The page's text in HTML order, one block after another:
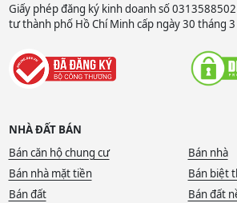
Giấy phép đăng ký kinh doanh số
tư thành phố Hồ Chí Minh cấp ngày 30 tháng
NHÀ ĐẤT BÁN
Bán căn hộ chung cư
Bán nhà
Bán nhà mặt tiền
Bán biệt
Bán đất
Bán đất